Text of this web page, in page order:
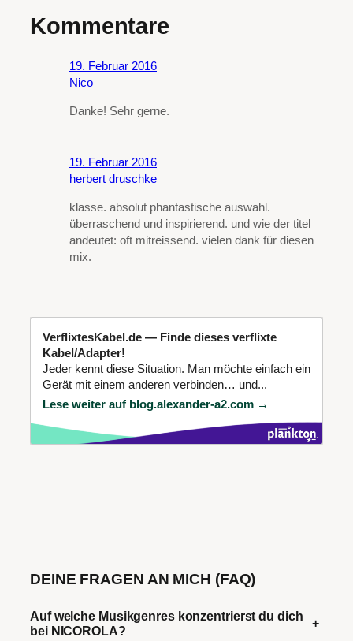
Kommentare
19. Februar 2016
Nico
Danke! Sehr gerne.
19. Februar 2016
herbert druschke
klasse. absolut phantastische auswahl.
überraschend und inspirierend. und wie der titel
andeutet: oft mitreissend. vielen dank für diesen
mix.
VerflixtesKabel.de — Finde dieses verflixte
Kabel/Adapter!
Jeder kennt diese Situation. Man möchte einfach ein
Gerät mit einem anderen verbinden… und...
Lese weiter auf blog.alexander-a2.com →
DEINE FRAGEN AN MICH (FAQ)
Auf welche Musikgenres konzentrierst du dich
bei NICOROLA?
+